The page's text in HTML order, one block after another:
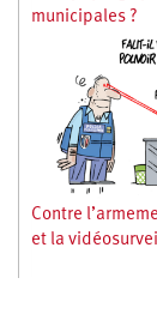
municipales ?
Contre
et la